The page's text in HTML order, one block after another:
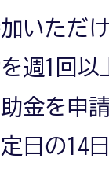
いただ
週1回
金を申
日の14